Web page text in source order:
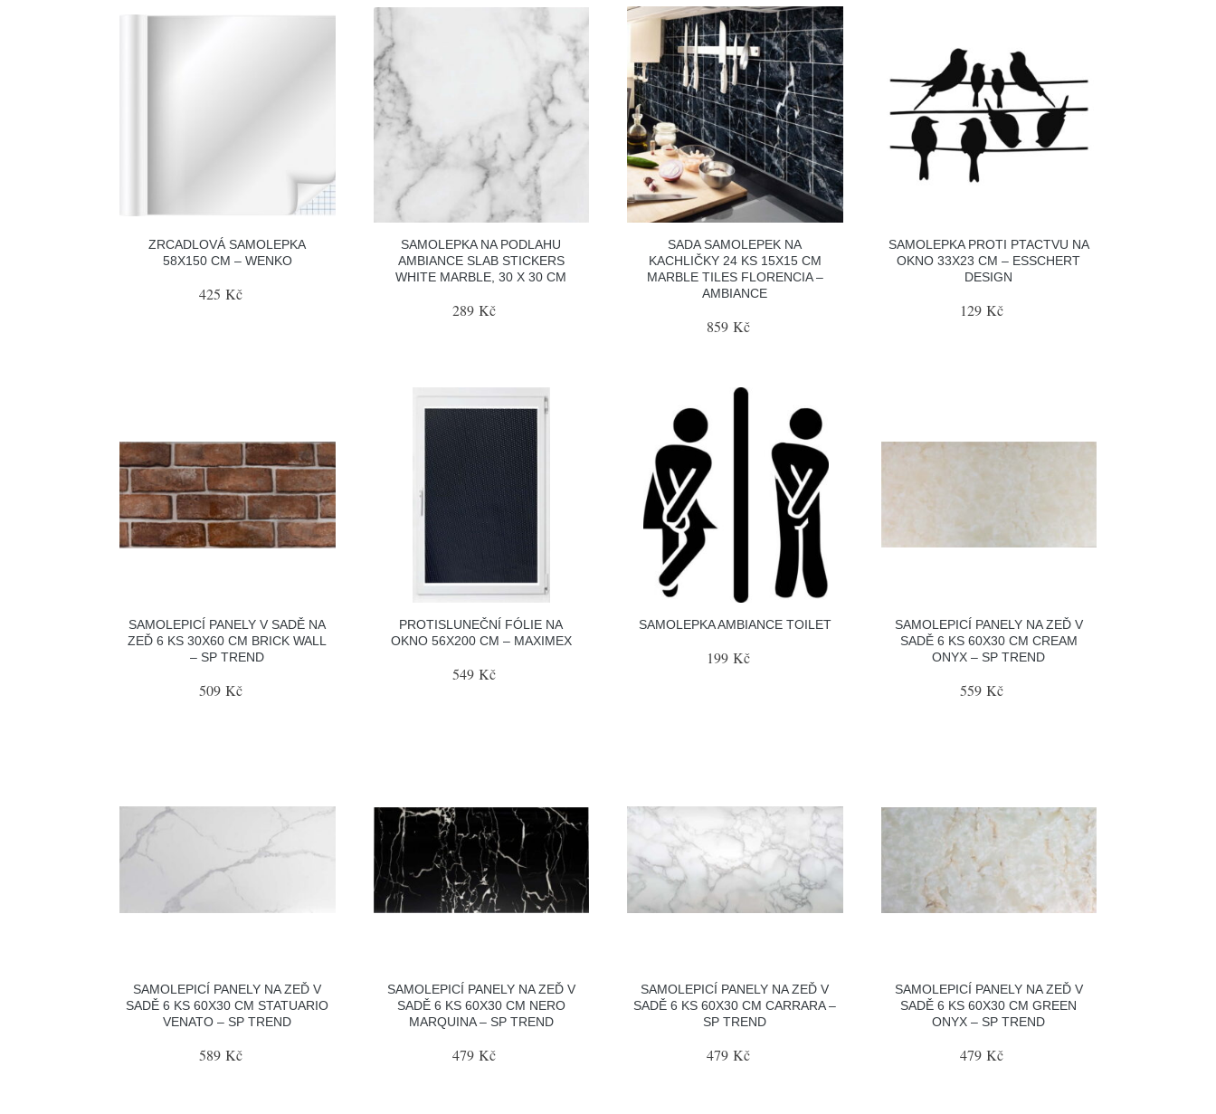
ZRCADLOVÁ SAMOLEPKA
58X150 CM – WENKO
425 Kč
SAMOLEPKA NA PODLAHU
AMBIANCE SLAB STICKERS
WHITE MARBLE, 30 X 30 CM
289 Kč
SADA SAMOLEPEK NA
KACHLIČKY 24 KS 15X15 CM
MARBLE TILES FLORENCIA –
AMBIANCE
859 Kč
SAMOLEPKA PROTI PTACTVU NA
OKNO 33X23 CM – ESSCHERT
DESIGN
129 Kč
SAMOLEPICÍ PANELY V SADĚ NA
ZEĎ 6 KS 30X60 CM BRICK WALL
– SP TREND
509 Kč
PROTISLUNEČNÍ FÓLIE NA
OKNO 56X200 CM – MAXIMEX
549 Kč
SAMOLEPKA AMBIANCE TOILET
199 Kč
SAMOLEPICÍ PANELY NA ZEĎ V
SADĚ 6 KS 60X30 CM CREAM
ONYX – SP TREND
559 Kč
SAMOLEPICÍ PANELY NA ZEĎ V
SADĚ 6 KS 60X30 CM STATUARIO
VENATO – SP TREND
589 Kč
SAMOLEPICÍ PANELY NA ZEĎ V
SADĚ 6 KS 60X30 CM NERO
MARQUINA – SP TREND
479 Kč
SAMOLEPICÍ PANELY NA ZEĎ V
SADĚ 6 KS 60X30 CM CARRARA –
SP TREND
479 Kč
SAMOLEPICÍ PANELY NA ZEĎ V
SADĚ 6 KS 60X30 CM GREEN
ONYX – SP TREND
479 Kč